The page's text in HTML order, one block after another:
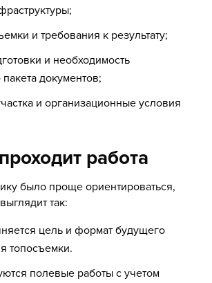
и требования к результату;
и необходимость
документов;
и организационные условия
работа
было проще ориентироваться,
так:
цель и формат будущего
топосъемки.
полевые работы с учетом